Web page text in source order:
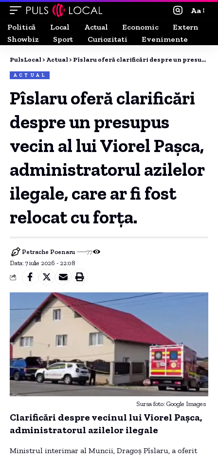
Aa
Politică
Local Actual Economic
Extern
Showbiz
Sport Curiozitati Evenimente
PulsLocal > Actual > Pîslaru oferă clarificări despre un presupus vecin al lui Viorel Paşca, administratorul azilelor ilegale, care ar fi fost relocat cu forța.
ACTUAL
Pîslaru oferă clarificări
despre un presupus
vecin al lui Viorel Paşca,
administratorul azilelor
ilegale, care ar fi fost
relocat cu forța.
Data: 7 iulie 2026 - 22:08
Petrache Poenaru 77
Sursa foto: Google Images
Clarificări despre vecinul lui Viorel Paşca,
administratorul azilelor ilegale
Ministrul interimar al Muncii, Dragoş Pîslaru, a oferit